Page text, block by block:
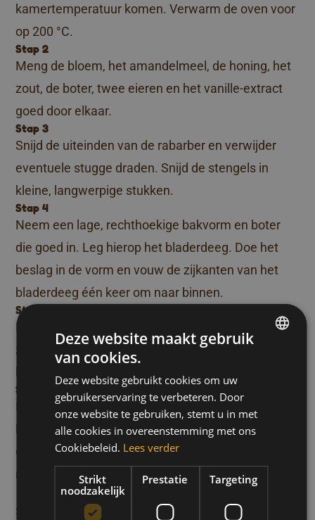
kamertemperatuur komen. Verwarm de oven voor
op 200 °C.
Stap 2
Meng de bloem, het amandelmeel, de honing, het
zout, de boter, twee eieren en het vanille-extract
goed door elkaar.
Stap 3
Snijd de uiteinden van de rabarber en verwijder
eventuele stugge draden. Snijd de stengels in
kleine, langwerpige stukken.
Stap 4
Neem een lage, rechthoekige bakvorm en boter
die goed in. Leg hierop het bladerdeeg. Doe het
beslag in de vorm en vouw de zijkanten van het
bladerdeeg één keer om naar binnen.
Stap 5
Leg de stukken rabarber op het mengsel en druk
ze een klein beetje aan. Bestrijk de zijkanten van
het bladerdeeg met wat losgeklopt ei.
Stap 6
Bak de rabarbertaart 25-30 minuten in de oven tot
het beslag mooi omhoog is gekomen en de taart
goudbruin is gekleurd. Laat afkoelen en werk af
met wat extra honing.
Smakelijk!
Deze website maakt gebruik
van cookies.
Deze website gebruikt cookies om uw
gebruikerservaring te verbeteren. Door
onze website te gebruiken, stemt u in met
alle cookies in overeenstemming met ons
Cookiebeleid. Lees verder
Strikt
noodzakelijk
Prestatie Targeting